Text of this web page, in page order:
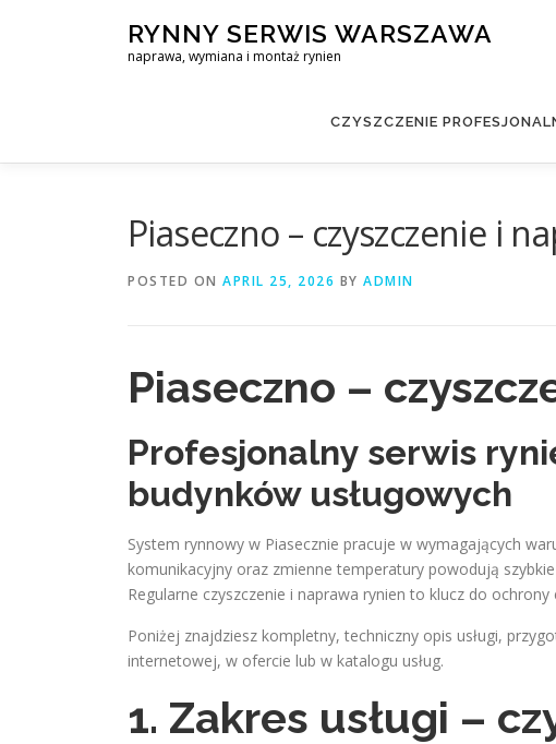
RYNNY SERWIS WARSZAWA
naprawa, wymiana i montaż rynien
CZYSZCZENIE
Piaseczno – czyszczenie i
POSTED ON APRIL 25, 2026 BY ADMIN
Piaseczno –
Profesjonalny serwis
budynków usługowych
System rynnowy w Piasecznie pracuje w wymagających
komunikacyjny oraz zmienne temperatury powodują
Regularne czyszczenie i naprawa rynien to klucz do
Poniżej znajdziesz kompletny, techniczny opis usługi,
internetowej, w ofercie lub w katalogu usług.
1. Zakres usługi –